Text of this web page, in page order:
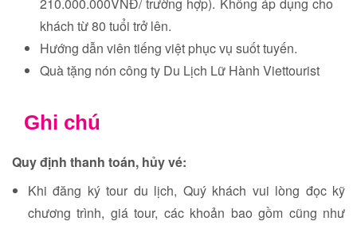
210.000.000VNĐ/ trường hợp). Không áp dụng cho
khách từ 80 tuổi trở lên.
Hướng dẫn viên tiếng việt phục vụ suốt tuyến.
Quà tặng nón công ty Du Lịch Lữ Hành Viettourist
Ghi chú
Quy định thanh toán, hủy vé:
Khi đăng ký tour du lịch, Quý khách vui lòng đọc kỹ
chương trình, giá tour, các khoản bao gồm cũng như